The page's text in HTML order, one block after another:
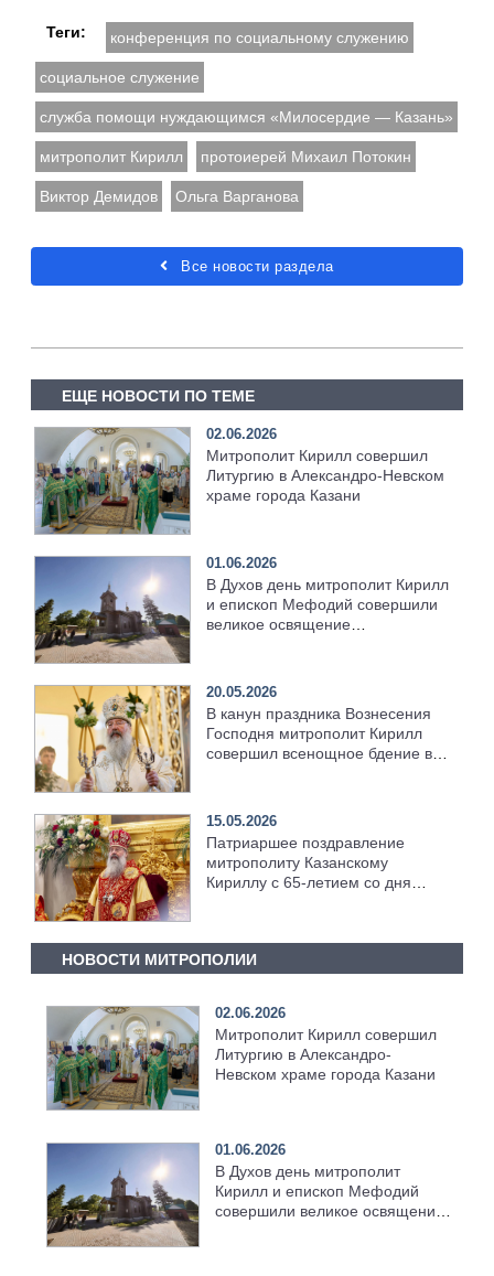
Теги: конференция по социальному служению
социальное служение
служба помощи нуждающимся «Милосердие — Казань»
митрополит Кирилл протоиерей Михаил Потокин
Виктор Демидов Ольга Варганова
Все новости раздела
ЕЩЕ НОВОСТИ ПО ТЕМЕ
02.06.2026
Митрополит Кирилл совершил
Литургию в Александро-Невском
храме города Казани
01.06.2026
В Духов день митрополит Кирилл
и епископ Мефодий совершили
великое освящение
20.05.2026
В канун праздника Вознесения
Господня митрополит Кирилл
совершил всенощное бдение в
15.05.2026
Патриаршее поздравление
митрополиту Казанскому
Кириллу с 65-летием со дня
НОВОСТИ МИТРОПОЛИИ
02.06.2026
Митрополит Кирилл совершил
Литургию в Александро-
Невском храме города Казани
01.06.2026
В Духов день митрополит
Кирилл и епископ Мефодий
совершили великое освящение